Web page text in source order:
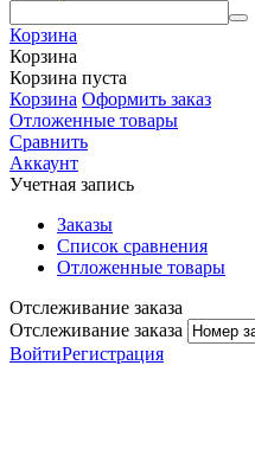
Корзина
Корзина
Корзина пуста
Корзина Оформить заказ
Отложенные товары
Сравнить
Аккаунт
Учетная запись
Заказы
Список сравнения
Отложенные товары
Отслеживание заказа
Отслеживание заказа
ВойтиРегистрация